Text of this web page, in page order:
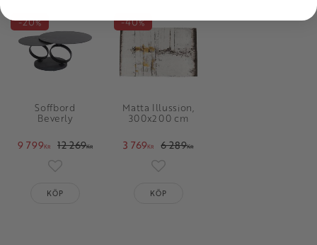
Soffbord
Beverly
9 799KR 12 269KR
20%
Lägg till i favoriter
KÖP
Matta Illussion,
300x200 cm
3 769KR 6 289KR
40%
Lägg till i favoriter
KÖP